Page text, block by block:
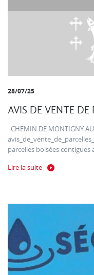
28/07/25
AVIS DE VENTE DE
CHEMIN DE MONTIGNY
parcelles boisées contigues
Lire la suite